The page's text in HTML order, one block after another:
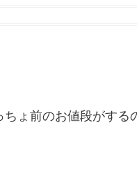
ょ前のお値段がする